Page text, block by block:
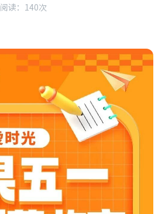
阅读：140次